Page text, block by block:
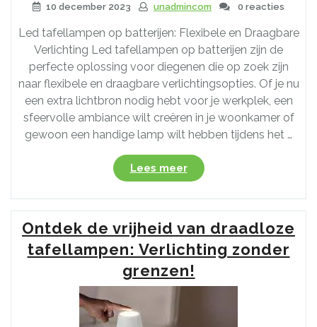
10 december 2023 unadmincom 0 reacties
Led tafellampen op batterijen: Flexibele en Draagbare
Verlichting Led tafellampen op batterijen zijn de
perfecte oplossing voor diegenen die op zoek zijn
naar flexibele en draagbare verlichtingsopties. Of je nu
een extra lichtbron nodig hebt voor je werkplek, een
sfeervolle ambiance wilt creëren in je woonkamer of
gewoon een handige lamp wilt hebben tijdens het …
Lees meer“Draagbare
Verlichting:
Geniet
van
Flexibiliteit
met
een
Led
Ontdek de vrijheid van draadloze
tafellampen: Verlichting zonder
grenzen!